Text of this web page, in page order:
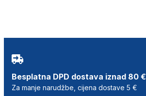
Besplatna DPD dostava iznad 80 €
Za manje narudžbe, cijena dostave 5 €